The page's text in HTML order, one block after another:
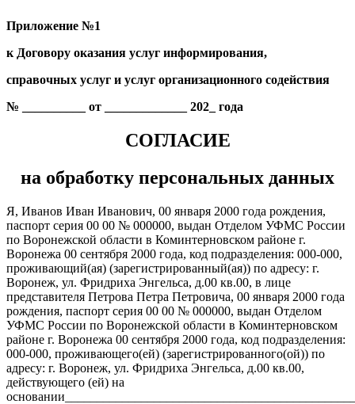
Приложение №1
к Договору оказания услуг информирования,
справочных услуг и услуг организационного содействия
№ __________ от _____________ 202_ года
СОГЛАСИЕ
на обработку персональных данных
Я, Иванов Иван Иванович, 00 января 2000 года рождения,
паспорт серия 00 00 № 000000, выдан Отделом УФМС России
по Воронежской области в Коминтерновском районе г.
Воронежа 00 сентября 2000 года, код подразделения: 000-000,
проживающий(ая) (зарегистрированный(ая)) по адресу: г.
Воронеж, ул. Фридриха Энгельса, д.00 кв.00, в лице
представителя Петрова Петра Петровича, 00 января 2000 года
рождения, паспорт серия 00 00 № 000000, выдан Отделом
УФМС России по Воронежской области в Коминтерновском
районе г. Воронежа 00 сентября 2000 года, код подразделения:
000-000, проживающего(ей) (зарегистрированного(ой)) по
адресу: г. Воронеж, ул. Фридриха Энгельса, д.00 кв.00,
действующего (ей) на